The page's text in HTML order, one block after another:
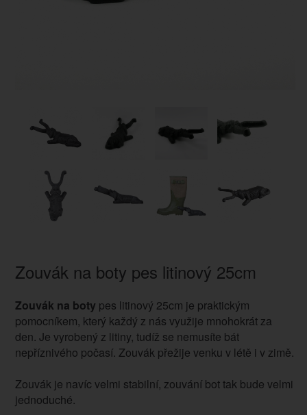
Zouvák na boty pes litinový 25cm
Zouvák na boty pes litinový 25cm je praktickým
pomocníkem, který každý z nás využije mnohokrát za
den. Je vyrobený z litiny, tudíž se nemusíte bát
nepříznivého počasí. Zouvák přežije venku v létě i v zimě.
Zouvák je navíc velmi stabilní, zouvání bot tak bude velmi
jednoduché.